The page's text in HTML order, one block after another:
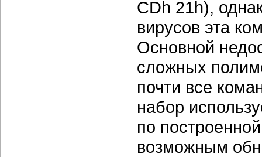
CDh 21h),
вирусов эта
Основной
сложных
почти все
набор
по
возможным